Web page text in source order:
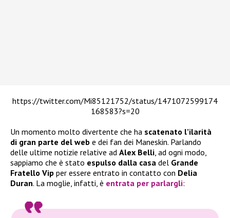
https://twitter.com/Mi85121752/status/1471072599174
168583?s=20
Un momento molto divertente che ha scatenato l’ilarità
di gran parte del web e dei fan dei Maneskin. Parlando
delle ultime notizie relative ad Alex Belli, ad ogni modo,
sappiamo che è stato espulso dalla casa del Grande
Fratello Vip per essere entrato in contatto con Delia
Duran. La moglie, infatti, è entrata per parlargli: